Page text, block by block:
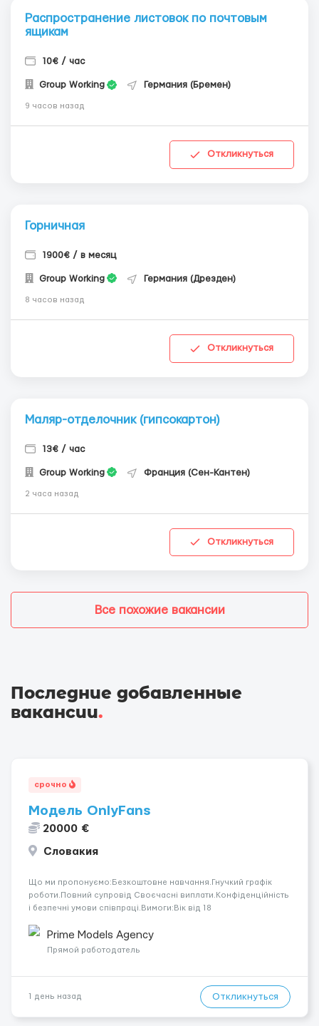
Распространение листовок по почтовым
ящикам
10€ / час
Group Working Германия (Бремен)
9 часов назад
Откликнуться
Горничная
1900€ / в месяц
Group Working Германия (Дрезден)
8 часов назад
Откликнуться
Маляр-отделочник (гипсокартон)
13€ / час
Group Working Франция (Сен-Кантен)
2 часа назад
Откликнуться
Все похожие вакансии
Последние добавленные
вакансии.
срочно
Модель OnlyFans
20000 €
Словакия
Що ми пропонуємо:Безкоштовне навчання.Гнучкий графік
роботи.Повний супровід Своєчасні виплати.Конфіденційність
і безпечні умови співпраці.Вимоги:Вік від 18
розвиватися.Досвід не обов’язковий.Якщо вас зацікавила
вакансія — залишайте відгук, і ми зв’яжемося ...
Prime Models Agency
Прямой работодатель
1 день назад Откликнуться